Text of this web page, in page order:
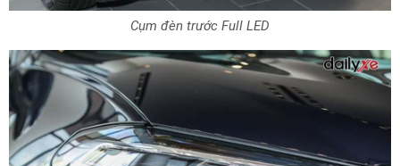
Cụm đèn trước Full LED